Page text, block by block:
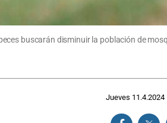
buscarán disminuir la población de
Jueves 11.4.2024